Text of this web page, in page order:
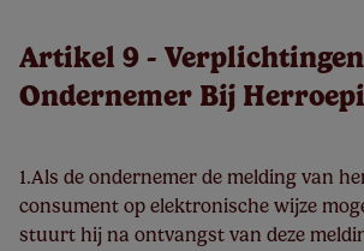
Artikel 9 - Verplichtingen
Ondernemer Bij
1.Als de ondernemer de melding van
consument op elektronische wijze
stuurt hij na ontvangst van deze